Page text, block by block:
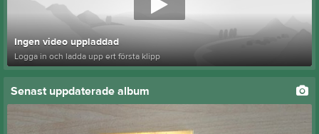
Ingen video uppladdad
Logga in och ladda upp ert första klipp
Senast uppdaterade album